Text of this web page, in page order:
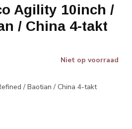
Agility 10inch /
/ China 4-takt
Niet op voorraad
/ Baotian / China 4-takt